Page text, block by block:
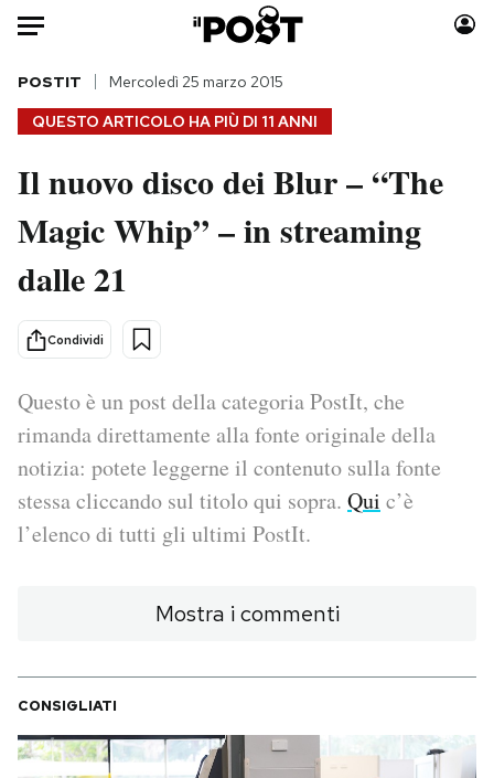
Auto
HOME
Italia
Politica
Tecnologia
Scienza
Economia
Sport
Moda
Consumismi
Altrecose
Mondiali calcio 2026
PODCAST
NEWSLETTER
I MIEI PREFERITI
SHOP
QUESTO ARTICOLO HA PIÙ DI 11 ANNI
POSTIT Mercoledì 25 marzo 2015
Il nuovo disco dei Blur – “The
Magic Whip” – in streaming
dalle 21
Condividi
Questo è un post della categoria PostIt, che
rimanda direttamente alla fonte originale della
notizia: potete leggerne il contenuto sulla fonte
stessa cliccando sul titolo qui sopra. Qui c’è
l’elenco di tutti gli ultimi PostIt.
Mostra i commenti
CONSIGLIATI